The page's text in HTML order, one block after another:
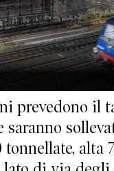
prevedono il
tonnellate, alta